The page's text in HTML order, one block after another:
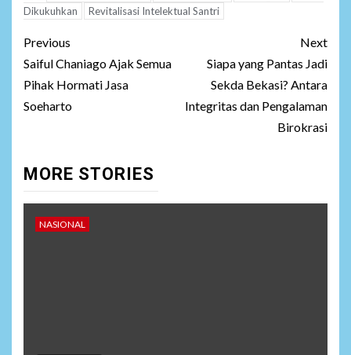
Dikukuhkan
Revitalisasi Intelektual Santri
Post
navigation
Previous
Saiful Chaniago Ajak Semua
Pihak Hormati Jasa
Soeharto
Next
Siapa yang Pantas Jadi
Sekda Bekasi? Antara
Integritas dan Pengalaman
Birokrasi
MORE STORIES
NASIONAL